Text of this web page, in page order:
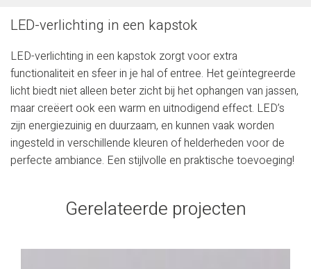
LED-verlichting in een kapstok
LED-verlichting in een kapstok zorgt voor extra
functionaliteit en sfeer in je hal of entree. Het geïntegreerde
licht biedt niet alleen beter zicht bij het ophangen van jassen,
maar creëert ook een warm en uitnodigend effect. LED’s
zijn energiezuinig en duurzaam, en kunnen vaak worden
ingesteld in verschillende kleuren of helderheden voor de
perfecte ambiance. Een stijlvolle en praktische toevoeging!
Gerelateerde projecten